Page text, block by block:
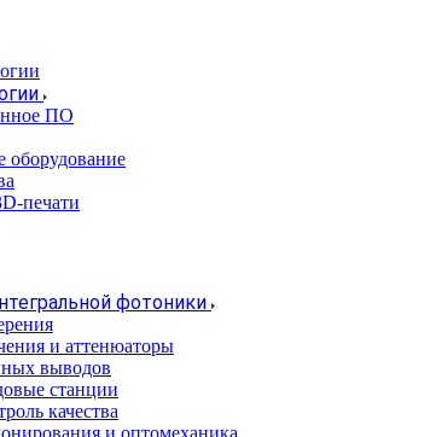
ПО
оборудование
печати
фотоники
и аттенюаторы
выводов
станции
качества
и оптомеханика